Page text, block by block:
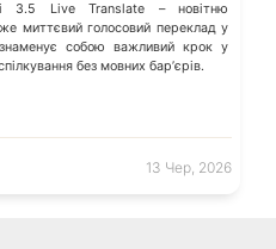
3.5 Live Translate – новітню
миттєвий голосовий переклад у
собою важливий крок у
без мовних барʼєрів.
13 Чер, 2026